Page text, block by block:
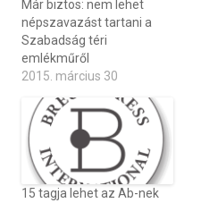
Már biztos: nem lehet
népszavazást tartani a
Szabadság téri
emlékműről
2015. március 30
15 tagja lehet az Ab-nek